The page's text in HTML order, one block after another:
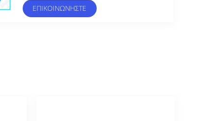
ΕΠΙΚΟΙΝΩΝΉΣΤΕ